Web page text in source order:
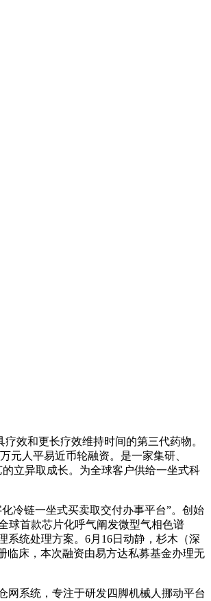
效和更长疗效维持时间的第三代药物。
元人平易近币轮融资。是一家集研、
立异取成长。为全球客户供给一坐式科
冷链一坐式买卖取交付办事平台”。创始
球首款芯片化呼气阐发微型气相色谱
统处理方案。6月16日动静，杉木（深
临床，本次融资由易方达私募基金办理无
系统，专注于研发四脚机械人挪动平台